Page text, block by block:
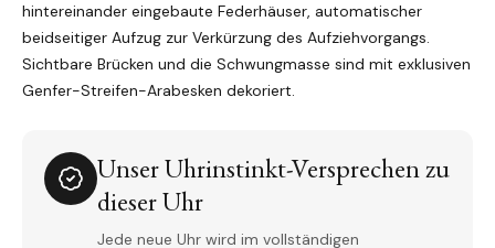
hintereinander eingebaute Federhäuser, automatischer
beidseitiger Aufzug zur Verkürzung des Aufziehvorgangs.
Sichtbare Brücken und die Schwungmasse sind mit exklusiven
Genfer-Streifen-Arabesken dekoriert.
Unser Uhrinstinkt-Versprechen zu
dieser Uhr
Jede neue Uhr wird im vollständigen